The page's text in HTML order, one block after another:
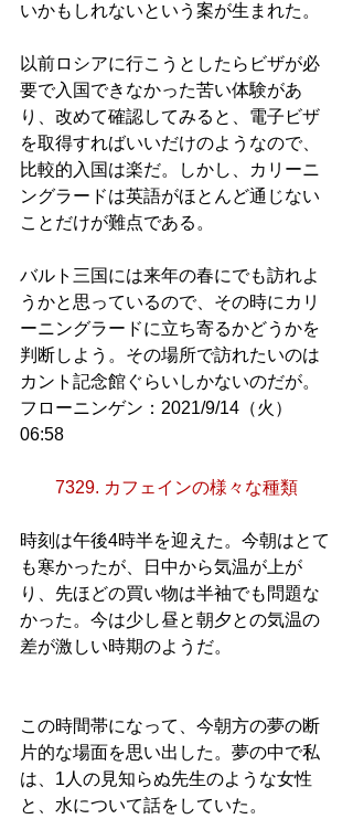
いかもしれないという案が生まれた。
以前ロシアに行こうとしたらビザが必
要で入国できなかった苦い体験があ
り、改めて確認してみると、電子ビザ
を取得すればいいだけのようなので、
比較的入国は楽だ。しかし、カリーニ
ングラードは英語がほとんど通じない
ことだけが難点である。
バルト三国には来年の春にでも訪れよ
うかと思っているので、その時にカリ
ーニングラードに立ち寄るかどうかを
判断しよう。その場所で訪れたいのは
カント記念館ぐらいしかないのだが。
フローニンゲン：2021/9/14（火）
06:58
7329. カフェインの様々な種類
時刻は午後4時半を迎えた。今朝はとて
も寒かったが、日中から気温が上が
り、先ほどの買い物は半袖でも問題な
かった。今は少し昼と朝夕との気温の
差が激しい時期のようだ。
この時間帯になって、今朝方の夢の断
片的な場面を思い出した。夢の中で私
は、1人の見知らぬ先生のような女性
と、水について話をしていた。